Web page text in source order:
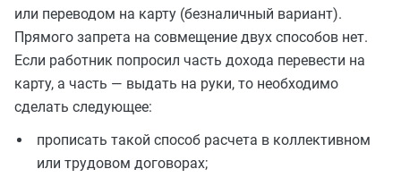
или переводом на карту (безналичный вариант).
Прямого запрета на совмещение двух способов нет.
Если работник попросил часть дохода перевести на
карту, а часть — выдать на руки, то необходимо
сделать следующее:
прописать такой способ расчета в коллективном
или трудовом договорах;